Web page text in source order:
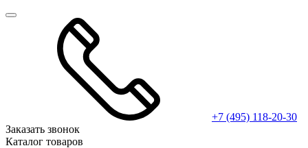
+7 (495) 118-20-30
Заказать звонок
Каталог товаров